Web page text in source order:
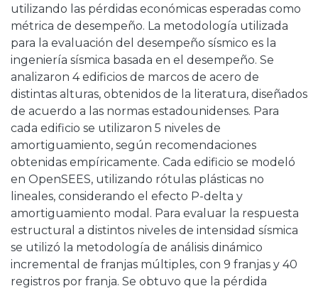
utilizando las pérdidas económicas esperadas como
métrica de desempeño. La metodología utilizada
para la evaluación del desempeño sísmico es la
ingeniería sísmica basada en el desempeño. Se
analizaron 4 edificios de marcos de acero de
distintas alturas, obtenidos de la literatura, diseñados
de acuerdo a las normas estadounidenses. Para
cada edificio se utilizaron 5 niveles de
amortiguamiento, según recomendaciones
obtenidas empíricamente. Cada edificio se modeló
en OpenSEES, utilizando rótulas plásticas no
lineales, considerando el efecto P-delta y
amortiguamiento modal. Para evaluar la respuesta
estructural a distintos niveles de intensidad sísmica
se utilizó la metodología de análisis dinámico
incremental de franjas múltiples, con 9 franjas y 40
registros por franja. Se obtuvo que la pérdida